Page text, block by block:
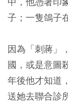
子；一隻鴿子
因為「刺蔣」
國，或是意圖
年後他才知道
送她去聯合診